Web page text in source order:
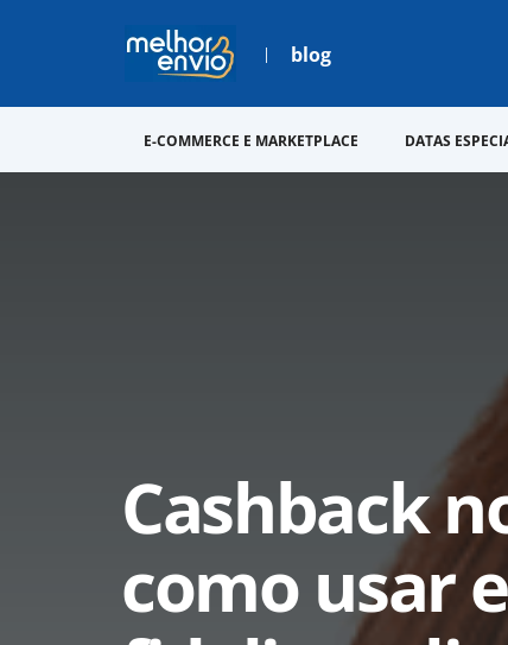
blog
E-COMMERCE E MARKETPLACE DATAS
Cashback
como usar